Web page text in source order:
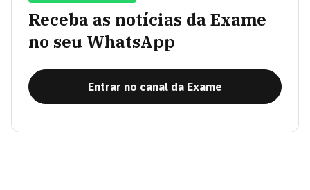
Receba as notícias da Exame
no seu WhatsApp
Entrar no canal da Exame